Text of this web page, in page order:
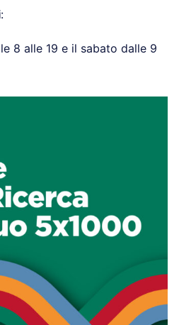
:
8 alle 19 e il sabato dalle 9